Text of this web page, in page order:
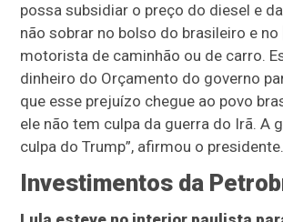
possa subsidiar o preço do diesel e
não sobrar no bolso do brasileiro e no
motorista de caminhão ou de carro.
dinheiro do Orçamento do governo
que esse prejuízo chegue ao povo
ele não tem culpa da guerra do Irã. A
culpa do Trump”, afirmou o presidente.
Investimentos da